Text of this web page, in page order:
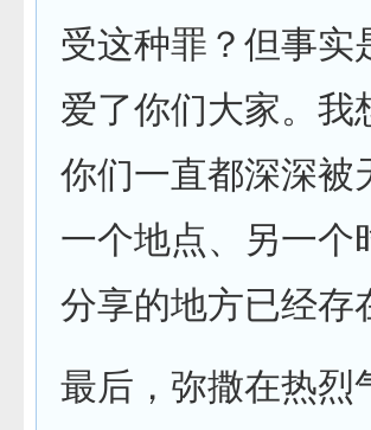
受这种罪？但事实
爱了你们大家。我
你们一直都深深被
一个地点、另一个
分享的地方已经存
最后，弥撒在热烈